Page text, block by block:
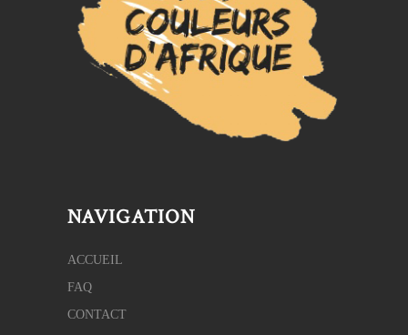
NAVIGATION
ACCUEIL
FAQ
CONTACT